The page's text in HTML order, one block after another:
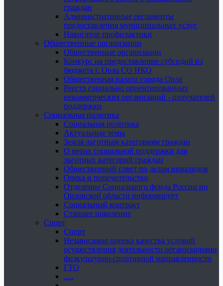
граждан
Административные регламенты
предоставления муниципальных услуг
Навигатор профилактики
Общественные организации
Общественные организации
Конкурс на предоставление субсидий из
бюджета г. Орла СО НКО
Общественная палата города Орла
Реестр социально ориентированных
некоммерческих организаций - получателей
поддержки
Социальная политика
Социальная политика
Актуальные темы
Земля льготным категориям граждан
О мерах социальной поддержки для
льготных категорий граждан
Общественный совет по делам инвалидов
Опека и попечительство
Отделение Социального фонда России по
Орловской области информирует
Социальный контракт
Старшее поколение
Спорт
Спорт
Независимая оценка качества условий
осуществления деятельности организациями
физкультурно-спортивной направленности
ГТО
.....